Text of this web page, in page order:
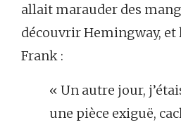
allait marauder des
découvrir Hemingway, et
Frank :
« Un autre jour,
une pièce exiguë,